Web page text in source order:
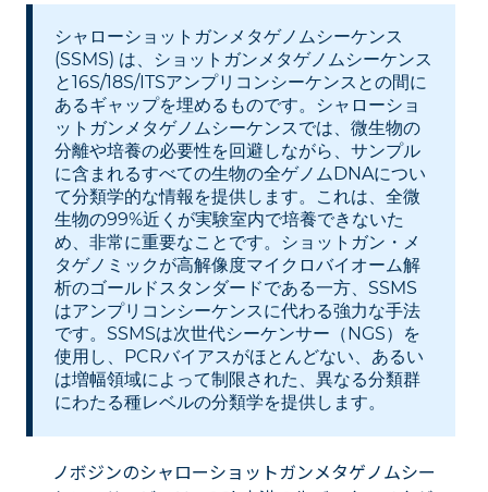
シャローショットガンメタゲノムシーケンス
(SSMS) は、ショットガンメタゲノムシーケンス
と16S/18S/ITSアンプリコンシーケンスとの間に
あるギャップを埋めるものです。シャローショ
ットガンメタゲノムシーケンスでは、微生物の
分離や培養の必要性を回避しながら、サンプル
に含まれるすべての生物の全ゲノムDNAについ
て分類学的な情報を提供します。これは、全微
生物の99%近くが実験室内で培養できないた
め、非常に重要なことです。ショットガン・メ
タゲノミックが高解像度マイクロバイオーム解
析のゴールドスタンダードである一方、SSMS
はアンプリコンシーケンスに代わる強力な手法
です。SSMSは次世代シーケンサー（NGS）を
使用し、PCRバイアスがほとんどない、あるい
は増幅領域によって制限された、異なる分類群
にわたる種レベルの分類学を提供します。
ノボジンのシャローショットガンメタゲノムシー